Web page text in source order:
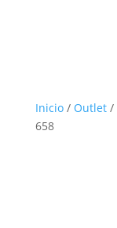
Inicio/ Outlet/
658